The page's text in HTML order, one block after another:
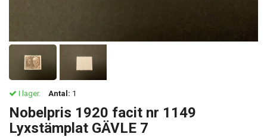
I lager. Antal: 1
Nobelpris 1920 facit nr 1149
Lyxstämplat GÄVLE 7